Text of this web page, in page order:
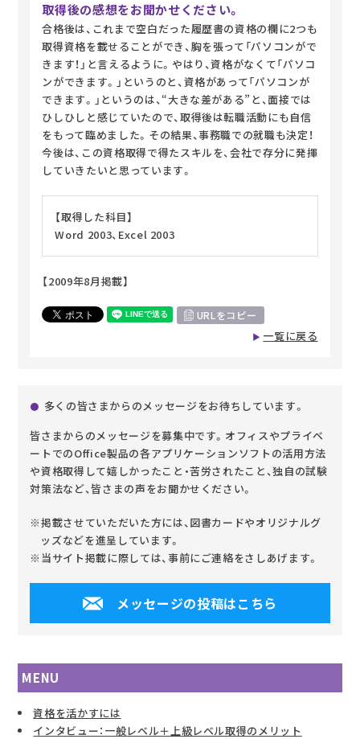
取得後の感想をお聞かせください。
合格後は、これまで空白だった履歴書の資格の欄に2つも
取得資格を載せることができ、胸を張って「パソコンがで
きます！」と言えるように。やはり、資格がなくて「パソコ
ンができます。」というのと、資格があって「パソコンが
できます。」というのは、“大きな差がある”と、面接では
ひしひしと感じていたので、取得後は転職活動にも自信
をもって臨めました。その結果、事務職での就職も決定！
今後は、この資格取得で得たスキルを、会社で存分に発揮
していきたいと思っています。
【取得した科目】
Word 2003、Excel 2003
【2009年8月掲載】
URLをコピー
一覧に戻る
多くの皆さまからのメッセージをお待ちしています。
皆さまからのメッセージを募集中です。オフィスやプライベ
ートでのOffice製品の各アプリケーションソフトの活用方法
や資格取得して嬉しかったこと・苦労されたこと、独自の試験
対策法など、皆さまの声をお聞かせください。
※掲載させていただいた方には、図書カードやオリジナルグ
ッズなどを進呈しています。
※当サイト掲載に際しては、事前にご連絡をさしあげます。
メッセージの投稿はこちら
MENU
資格を活かすには
インタビュー：一般レベル＋上級レベル取得のメリット